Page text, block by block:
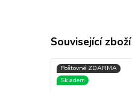
Související zboží